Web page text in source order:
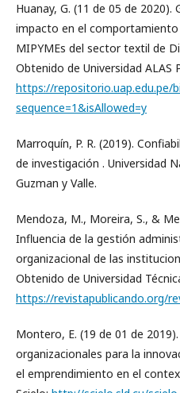
Huanay, G. (11 de 05 de
impacto en el comportamiento
MIPYMEs del sector textil de
Obtenido de Universidad ALAS
https://repositorio.uap.edu.pe/
sequence=1&isAllowed=y
Marroquín, P. R. (2019).
de investigación . Universidad
Guzman y Valle.
Mendoza, M., Moreira, S., &
Influencia de la gestión
organizacional de las
Obtenido de Universidad
https://revistapublicando.org/
Montero, E. (19 de 01 de
organizacionales para la
el emprendimiento en el